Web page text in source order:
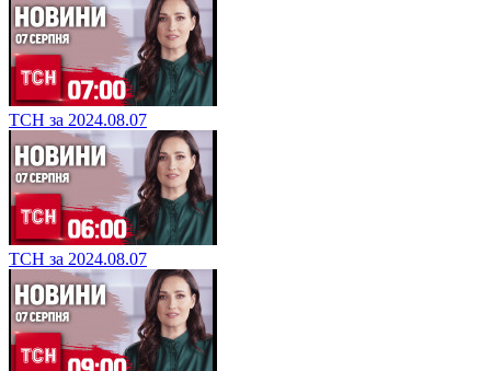
ТСН за 2024.08.07
ТСН за 2024.08.07